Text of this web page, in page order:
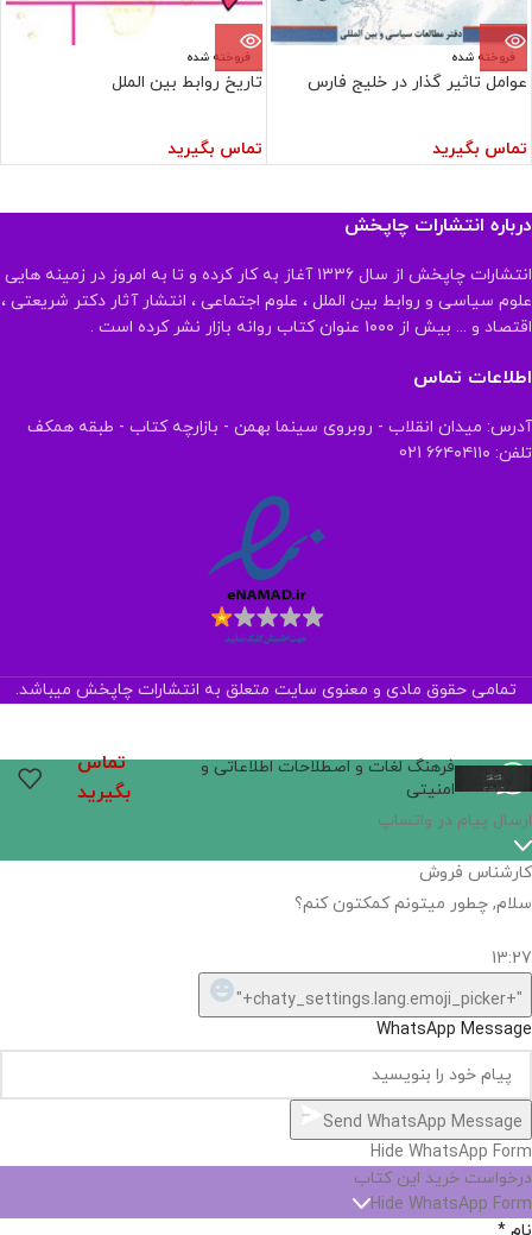
فروخته شده
عوامل تاثیر گذار در خلیج فارس
تماس بگیرید
فروخته شده
تاریخ روابط بین الملل
تماس بگیرید
درباره انتشارات چاپخش
انتشارات چاپخش از سال ۱۳۳۶ آغاز به کار کرده و تا به امروز در زمینه هایی
علوم سیاسی و روابط بین الملل ، علوم اجتماعی ، انتشار آثار دکتر شریعتی ،
اقتصاد و ... بیش از ۱۰۰۰ عنوان کتاب روانه بازار نشر کرده است .
اطلاعات تماس
آدرس: میدان انقلاب - روبروی سینما بهمن - بازارچه کتاب - طبقه همکف
تلفن: ۶۶۴۰۴۱۱۰ 021
تمامی حقوق مادی و معنوی سایت متعلق به انتشارات چاپخش میباشد.
فرهنگ لغات و اصطلاحات اطلاعاتی و
امنیتی
تماس
بگیرید
ارسال پیام در واتساپ
کارشناس فروش
سلام, چطور میتونم کمکتون کنم؟
13:27
"+chaty_settings.lang.emoji_picker+"
WhatsApp Message
Send WhatsApp Message
Hide WhatsApp Form
درخواست خرید این کتاب
Hide WhatsApp Form